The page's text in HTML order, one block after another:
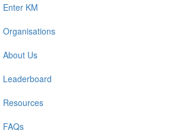
Enter KM
Organisations
About Us
Leaderboard
Resources
FAQs